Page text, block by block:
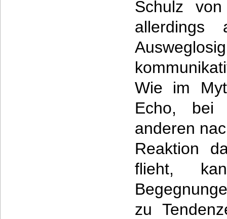
Schulz
allerdings
Wie im
Echo,
anderen
Reaktion
flieht,
zu